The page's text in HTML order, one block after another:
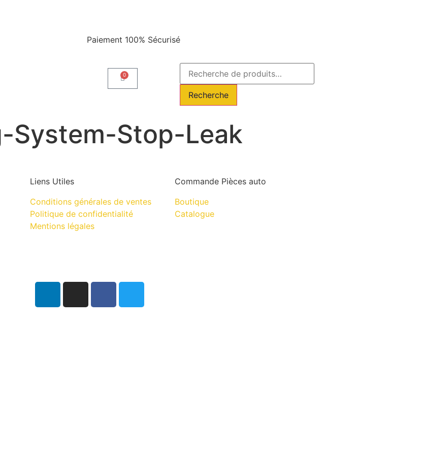
Paiement 100% Sécurisé
0
Recherche
System-Stop-Leak
Liens Utiles
Conditions générales de ventes
Politique de confidentialité
Mentions légales
Commande Pièces auto
Boutique
Catalogue